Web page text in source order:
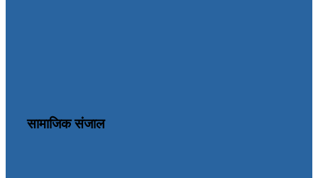
सामाजिक संजाल